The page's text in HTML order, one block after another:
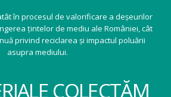
în procesul de valorificare a deșeurilor
țintelor de mediu ale României, cât
privind reciclarea și impactul poluării
asupra mediului.
COLECTĂM